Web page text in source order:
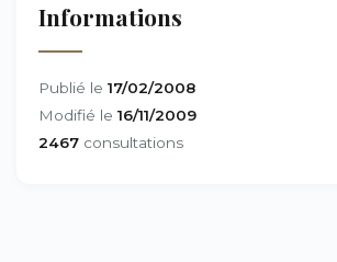
Informations
Publié le 17/02/2008
Modifié le 16/11/2009
2467 consultations